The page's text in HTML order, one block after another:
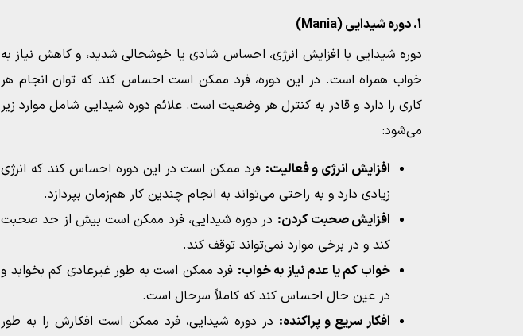
1. دوره شیدایی (Mania)
دوره شیدایی با افزایش انرژی، احساس شادی یا خوشحالی شدید، و کاهش نیاز به
خواب همراه است. در این دوره، فرد ممکن است احساس کند که توان انجام هر
کاری را دارد و قادر به کنترل هر وضعیت است. علائم دوره شیدایی شامل موارد زیر
می‌شود:
افزایش انرژی و فعالیت: فرد ممکن است در این دوره احساس کند که انرژی
زیادی دارد و به راحتی می‌تواند به انجام چندین کار هم‌زمان بپردازد.
افزایش صحبت کردن: در دوره شیدایی، فرد ممکن است بیش از حد صحبت
کند و در برخی موارد نمی‌تواند توقف کند.
خواب کم یا عدم نیاز به خواب: فرد ممکن است به طور غیرعادی کم بخوابد و
در عین حال احساس کند که کاملاً سرحال است.
افکار سریع و پراکنده: در دوره شیدایی، فرد ممکن است افکارش را به طور